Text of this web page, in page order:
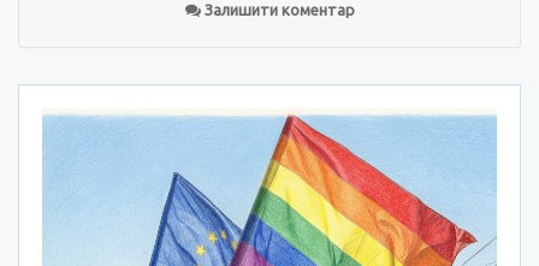
Залишити коментар